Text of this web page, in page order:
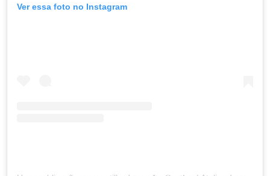
Ver essa foto no Instagram